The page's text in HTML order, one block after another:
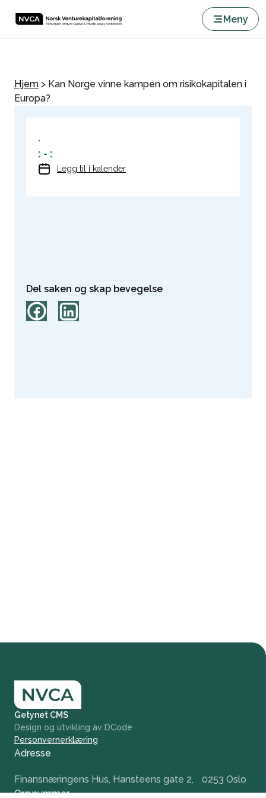
Meny
Hjem > Kan Norge vinne kampen om risikokapitalen i
Europa?
Getynet CMS
Design og utvikling av DCode
Personvernerklæring
Adresse
Finansnæringens Hus, Hansteens gate 2, 0253 Oslo
Org.nummer